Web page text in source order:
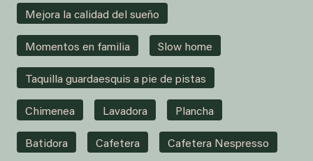
Mejora la calidad del sueño
Momentos en familia Slow home
Taquilla guardaesquis a pie de pistas
Chimenea Lavadora Plancha
Batidora Cafetera Cafetera Nespresso